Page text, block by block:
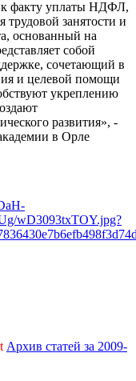
к факту уплаты НДФЛ,
трудовой занятости и
основанный на
собой
сочетающий в
и целевой помощи
укреплению
развития», -
в Орле
wD3093txTOY.jpg?
Архив статей за 2009-